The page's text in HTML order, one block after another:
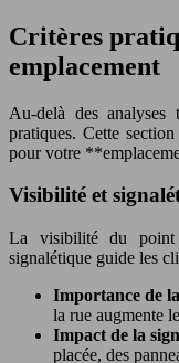
Critères
emplacement
Au-delà des analyses
pratiques. Cette
pour votre
Visibilité et
La visibilité du
signalétique guide les
Importance de
la rue augmente
Impact de la
placée, des